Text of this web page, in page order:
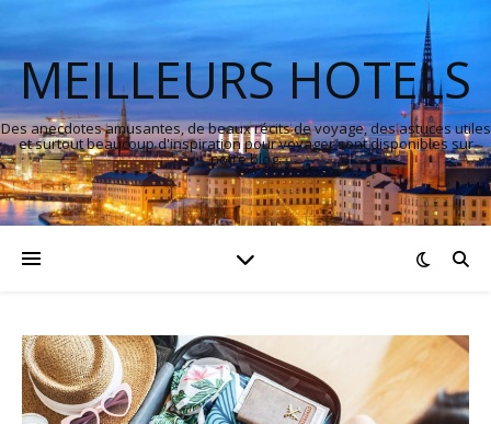
MEILLEURS HOTELS
Des anecdotes amusantes, de beaux récits de voyage, des astuces utiles
et surtout beaucoup d'inspiration pour voyager sont disponibles sur
notre blog.